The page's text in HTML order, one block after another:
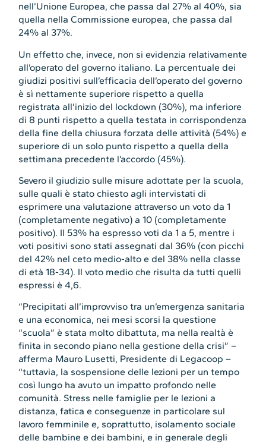
nell’Unione Europea, che passa dal 27% al 40%, sia
quella nella Commissione europea, che passa dal
24% al 37%.
Un effetto che, invece, non si evidenzia relativamente
all’operato del governo italiano. La percentuale dei
giudizi positivi sull’efficacia dell’operato del governo
è sì nettamente superiore rispetto a quella
registrata all’inizio del lockdown (30%), ma inferiore
di 8 punti rispetto a quella testata in corrispondenza
della fine della chiusura forzata delle attività (54%) e
superiore di un solo punto rispetto a quella della
settimana precedente l’accordo (45%).
Severo il giudizio sulle misure adottate per la scuola,
sulle quali è stato chiesto agli intervistati di
esprimere una valutazione attraverso un voto da 1
(completamente negativo) a 10 (completamente
positivo). Il 53% ha espresso voti da 1 a 5, mentre i
voti positivi sono stati assegnati dal 36% (con picchi
del 42% nel ceto medio-alto e del 38% nella classe
di età 18-34). Il voto medio che risulta da tutti quelli
espressi è 4,6.
“Precipitati all’improvviso tra un’emergenza sanitaria
e una economica, nei mesi scorsi la questione
“scuola” è stata molto dibattuta, ma nella realtà è
finita in secondo piano nella gestione della crisi” –
afferma Mauro Lusetti, Presidente di Legacoop –
“tuttavia, la sospensione delle lezioni per un tempo
così lungo ha avuto un impatto profondo nelle
comunità. Stress nelle famiglie per le lezioni a
distanza, fatica e conseguenze in particolare sul
lavoro femminile e, soprattutto, isolamento sociale
delle bambine e dei bambini, e in generale degli